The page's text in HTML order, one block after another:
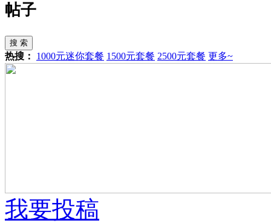
帖子
搜 索
热搜： 1000元迷你套餐 1500元套餐 2500元套餐 更多~
我要投稿